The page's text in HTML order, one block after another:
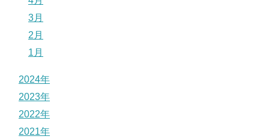
3月
2月
1月
2024年
2023年
2022年
2021年